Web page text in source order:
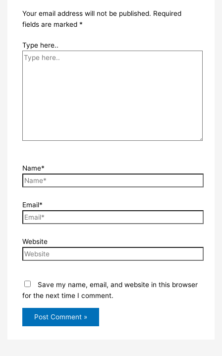
Your email address will not be published. Required
fields are marked *
Type here..
Name*
Email*
Website
Save my name, email, and website in this browser
for the next time I comment.